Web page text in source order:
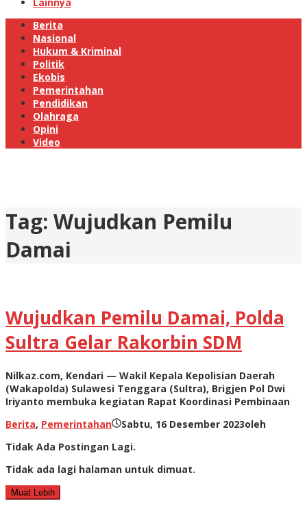
Berita
Nasional
Hukum & Kriminal
Politik
Ekobis
Pemerintahan
Pendidikan
Olahraga
Opini
Video
Tag: Wujudkan Pemilu
Damai
Wujudkan Pemilu Damai, Polda
Sultra Gelar Rakorbin SDM
Nilkaz.com, Kendari — Wakil Kepala Kepolisian Daerah
(Wakapolda) Sulawesi Tenggara (Sultra), Brigjen Pol Dwi
Iriyanto membuka kegiatan Rapat Koordinasi Pembinaan
Berita, Pemerintahan Sabtu, 16 Desember 2023oleh
Tidak Ada Postingan Lagi.
Tidak ada lagi halaman untuk dimuat.
Muat Lebih